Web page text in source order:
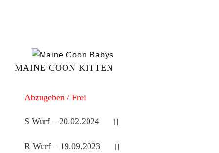
MAINE COON KITTEN
Abzugeben / Frei
S Wurf – 20.02.2024
R Wurf – 19.09.2023